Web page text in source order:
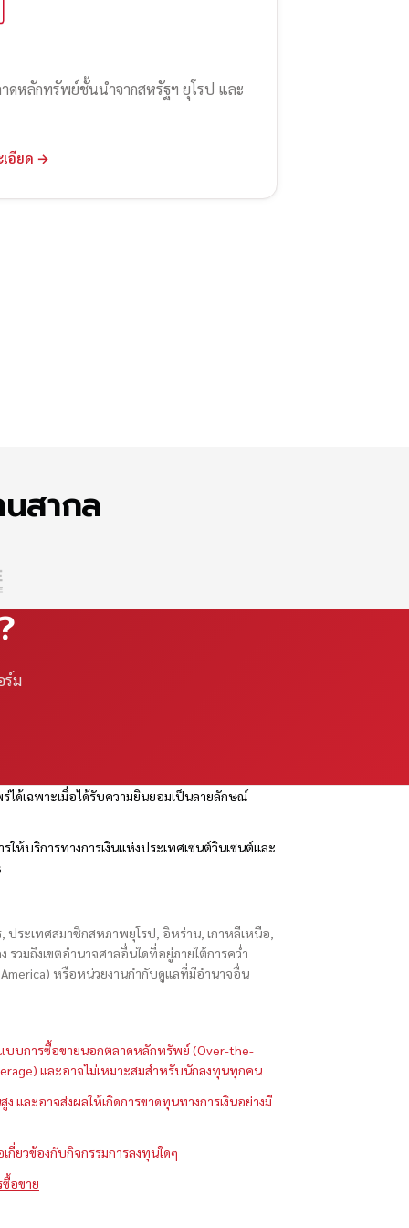
ดหลักทรัพย์ชั้นนำจากสหรัฐฯ ยุโรป และ
เอียด →
สากล
ร์ม
ได้เฉพาะเมื่อได้รับความยินยอมเป็นลายลักษณ์
ห้บริการทางการเงินแห่งประเทศเซนต์วินเซนต์และ
ประเทศสมาชิกสหภาพยุโรป, อิหร่าน, เกาหลีเหนือ,
รวมถึงเขตอำนาจศาลอื่นใดที่อยู่ภายใต้การคว่ำ
หรือหน่วยงานกำกับดูแลที่มีอำนาจอื่น
แบบการซื้อขายนอกตลาดหลักทรัพย์ (Over-the-
และอาจไม่เหมาะสมสำหรับนักลงทุนทุกคน
ง และอาจส่งผลให้เกิดการขาดทุนทางการเงินอย่างมี
กี่ยวข้องกับกิจกรรมการลงทุนใดๆ
ซื้อขาย